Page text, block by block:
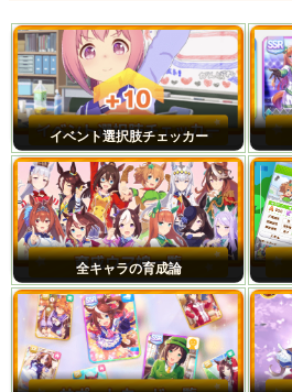
イベント選択肢チェッカー
全キャラの育成論